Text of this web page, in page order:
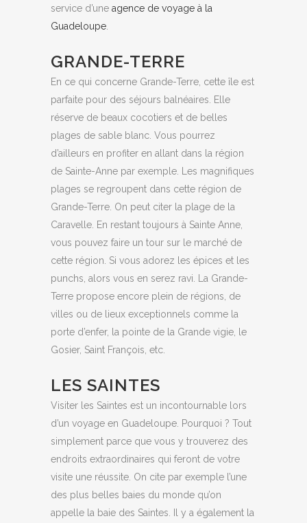
service d’une agence de voyage à la
Guadeloupe
GRANDE-TERRE
En ce qui concerne Grande-Terre, cette île est
parfaite pour des séjours balnéaires. Elle
réserve de beaux cocotiers et de belles
plages de sable blanc. Vous pourrez
d’ailleurs en profiter en allant dans la région
de Sainte-Anne par exemple. Les magnifiques
plages se regroupent dans cette région de
Grande-Terre. On peut citer la plage de la
Caravelle. En restant toujours à Sainte Anne,
vous pouvez faire un tour sur le marché de
cette région. Si vous adorez les épices et les
punchs, alors vous en serez ravi. La Grande-
Terre propose encore plein de régions, de
villes ou de lieux exceptionnels comme la
porte d’enfer, la pointe de la Grande vigie, le
Gosier, Saint François, etc.
LES SAINTES
Visiter les Saintes est un incontournable lors
d’un voyage en Guadeloupe. Pourquoi ? Tout
simplement parce que vous y trouverez des
endroits extraordinaires qui feront de votre
visite une réussite. On cite par exemple l’une
des plus belles baies du monde qu’on
appelle la baie des Saintes. Il y a également la